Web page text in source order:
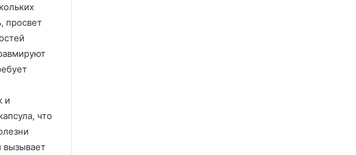
просвет
и
что
вызывает